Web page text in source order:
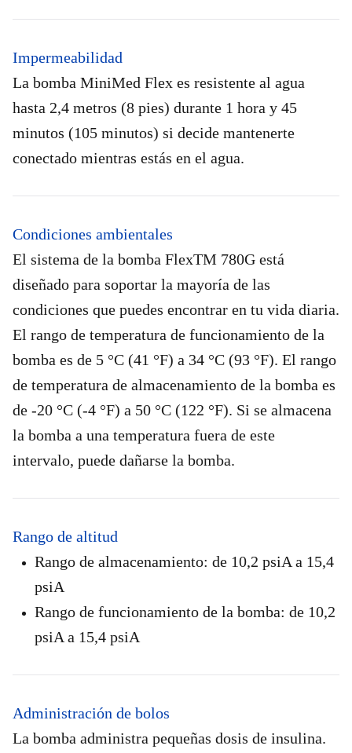
Impermeabilidad
La bomba MiniMed Flex es resistente al agua
hasta 2,4 metros (8 pies) durante 1 hora y 45
minutos (105 minutos) si decide mantenerte
conectado mientras estás en el agua.
Condiciones ambientales
El sistema de la bomba FlexTM 780G está
diseñado para soportar la mayoría de las
condiciones que puedes encontrar en tu vida diaria.
El rango de temperatura de funcionamiento de la
bomba es de 5 °C (41 °F) a 34 °C (93 °F). El rango
de temperatura de almacenamiento de la bomba es
de -20 °C (-4 °F) a 50 °C (122 °F). Si se almacena
la bomba a una temperatura fuera de este
intervalo, puede dañarse la bomba.
Rango de altitud
Rango de almacenamiento: de 10,2 psiA a 15,4
psiA
Rango de funcionamiento de la bomba: de 10,2
psiA a 15,4 psiA
Administración de bolos
La bomba administra pequeñas dosis de insulina.